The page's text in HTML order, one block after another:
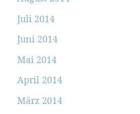
Juli 2014
Juni 2014
Mai 2014
April 2014
März 2014